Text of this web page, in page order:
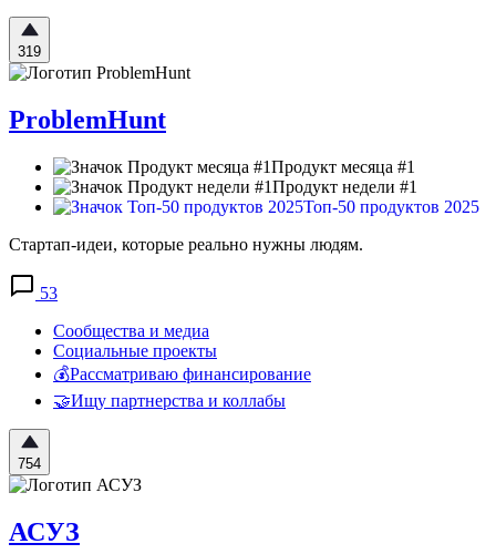
319
ProblemHunt
Продукт месяца #1
Продукт недели #1
Топ-50 продуктов 2025
Стартап-идеи, которые реально нужны людям.
53
Сообщества и медиа
Социальные проекты
💰Рассматриваю финансирование
🤝Ищу партнерства и коллабы
754
АСУЗ